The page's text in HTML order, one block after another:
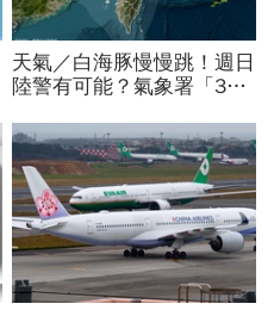
天氣／白海豚慢慢跳！週日
陸警有可能？氣象署「3字
縣市達停班課標準